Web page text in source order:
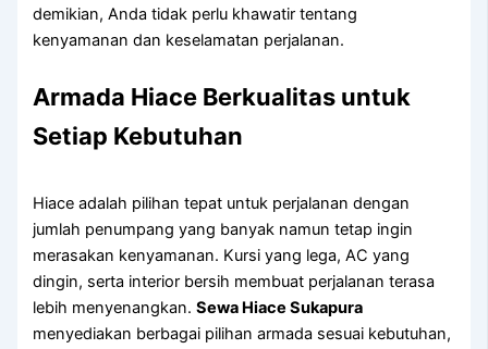
demikian, Anda tidak perlu khawatir tentang
kenyamanan dan keselamatan perjalanan.
Armada Hiace Berkualitas untuk
Setiap Kebutuhan
Hiace adalah pilihan tepat untuk perjalanan dengan
jumlah penumpang yang banyak namun tetap ingin
merasakan kenyamanan. Kursi yang lega, AC yang
dingin, serta interior bersih membuat perjalanan terasa
lebih menyenangkan.Sewa Hiace Sukapura
menyediakan berbagai pilihan armada sesuai kebutuhan,